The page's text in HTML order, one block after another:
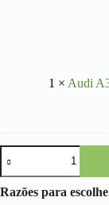
1 × Audi
Quantidade
de
Audi
A3
Razões para